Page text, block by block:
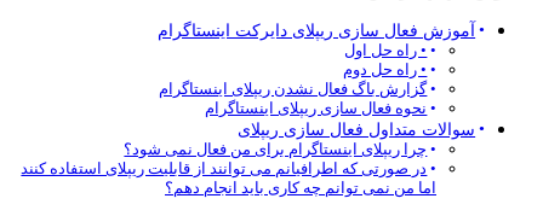
آموزش فعال سازی ریپلای دایرکت اینستاگرام
• راه حل اول
• راه حل دوم
گزارش باگ فعال نشدن ریپلای اینستاگرام
نحوه‌ فعال سازی ریپلای اینستاگرام
سوالات متداول فعال سازی ریپلای
چرا ریپلای اینستاگرام برای من فعال نمی شود؟
در صورتی که اطرافیانم می توانند از قابلیت ریپلای استفاده کنند
اما من نمی توانم چه کاری باید انجام دهم؟